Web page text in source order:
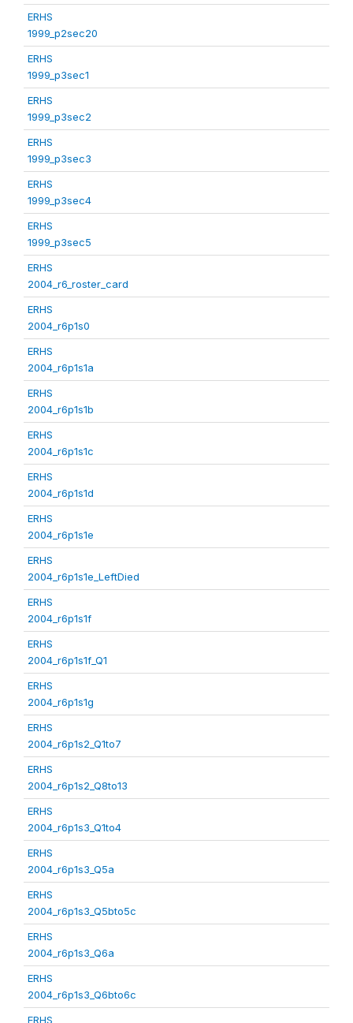
ERHS
1999_p2sec20
ERHS
1999_p3sec1
ERHS
1999_p3sec2
ERHS
1999_p3sec3
ERHS
1999_p3sec4
ERHS
1999_p3sec5
ERHS
2004_r6_roster_card
ERHS
2004_r6p1s0
ERHS
2004_r6p1s1a
ERHS
2004_r6p1s1b
ERHS
2004_r6p1s1c
ERHS
2004_r6p1s1d
ERHS
2004_r6p1s1e
ERHS
2004_r6p1s1e_LeftDied
ERHS
2004_r6p1s1f
ERHS
2004_r6p1s1f_Q1
ERHS
2004_r6p1s1g
ERHS
2004_r6p1s2_Q1to7
ERHS
2004_r6p1s2_Q8to13
ERHS
2004_r6p1s3_Q1to4
ERHS
2004_r6p1s3_Q5a
ERHS
2004_r6p1s3_Q5bto5c
ERHS
2004_r6p1s3_Q6a
ERHS
2004_r6p1s3_Q6bto6c
ERHS